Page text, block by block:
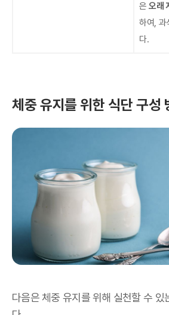
은오래
하여, 과
다.
체중 유지를 위한 식단 구성
다음은 체중 유지를 위해 실천할 수 있